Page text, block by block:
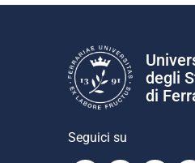
degli
di
Seguici su